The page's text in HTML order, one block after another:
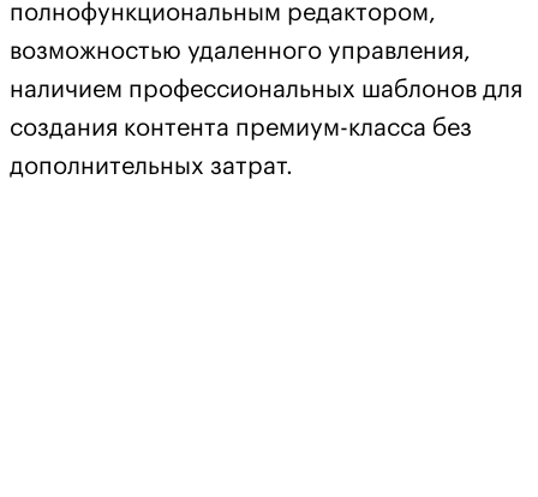
полнофункциональным редактором,
возможностью удаленного управления,
наличием профессиональных шаблонов для
создания контента премиум-класса без
дополнительных затрат.